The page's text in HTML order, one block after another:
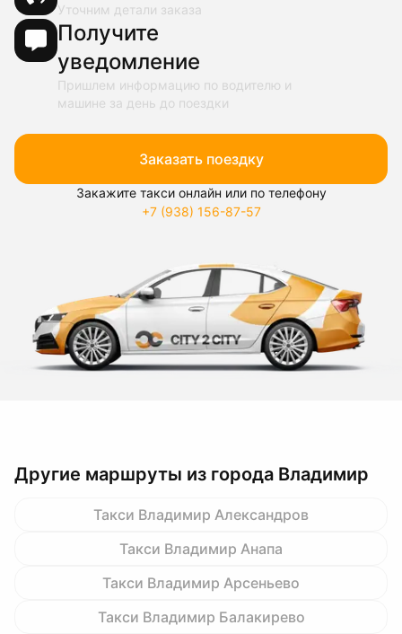
Уточним детали заказа
Получите
уведомление
Пришлем информацию по водителю и
машине за день до поездки
Заказать поездку
Закажите такси онлайн или по телефону
+7 (938) 156-87-57
Другие маршруты из города Владимир
Такси Владимир Александров
Такси Владимир Анапа
Такси Владимир Арсеньево
Такси Владимир Балакирево